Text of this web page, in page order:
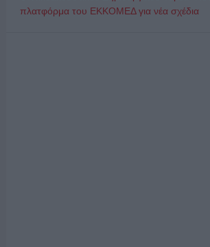
πλατφόρμα του ΕΚΚΟΜΕΔ για νέα σχέδια